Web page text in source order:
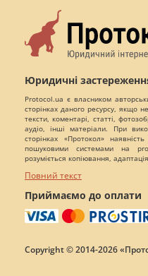
Юридичні
Protocol.ua є власником
сторінках даного ресурсу, якщо
тексти, коментарі, статті,
аудіо, інші матеріали. При
сторінках «Протокол»
пошуковими системами на
розуміється копіювання,
Повний текст
Приймаємо до оплати
Copyright © 2014-2026